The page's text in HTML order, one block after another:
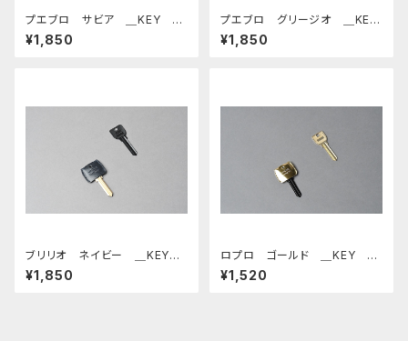
プエブロ サビア ＿KEY C
AP＿
¥1,850
プエブロ グリージオ ＿KEY
CAP＿
¥1,850
ブリリオ ネイビー ＿KEY
CAP＿
¥1,850
ロプロ ゴールド ＿KEY C
AP＿
¥1,520